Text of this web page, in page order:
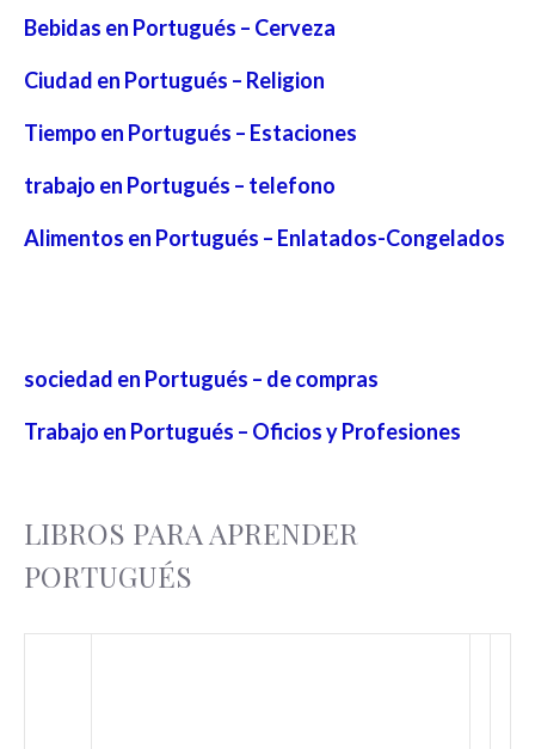
Bebidas en Portugués – Cerveza
Ciudad en Portugués – Religion
Tiempo en Portugués – Estaciones
trabajo en Portugués – telefono
Alimentos en Portugués – Enlatados-Congelados
sociedad en Portugués – de compras
Trabajo en Portugués – Oficios y Profesiones
LIBROS PARA APRENDER
PORTUGUÉS